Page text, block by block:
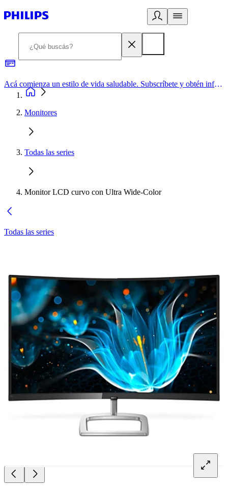
Acá comienza un estilo de vida saludable. Subscríbete y obtén información de primera mano
Monitores
Todas las series
Monitor LCD curvo con Ultra Wide-Color
Todas las series